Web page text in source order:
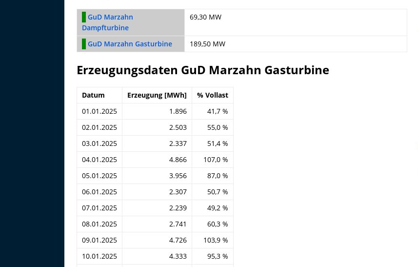
GuD Marzahn
Dampfturbine
69,30 MW
GuD Marzahn Gasturbine 189,50 MW
Erzeugungsdaten GuD Marzahn Gasturbine
Datum Erzeugung [MWh]
% Vollast
01.01.2025
1.896
41,7 %
02.01.2025
2.503
55,0 %
03.01.2025
2.337
51,4 %
04.01.2025
4.866
107,0 %
05.01.2025
3.956
87,0 %
06.01.2025
2.307
50,7 %
07.01.2025
2.239
49,2 %
08.01.2025
2.741
60,3 %
09.01.2025
4.726
103,9 %
10.01.2025
4.333
95,3 %